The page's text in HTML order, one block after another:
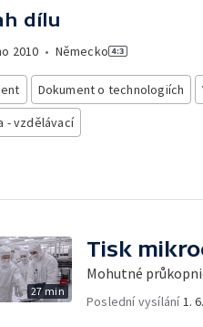
dílu
2010 • Německo
Dokument o technologiích
- vzdělávací
27 min
Tisk
Mohutné
Poslední vysílání 1.